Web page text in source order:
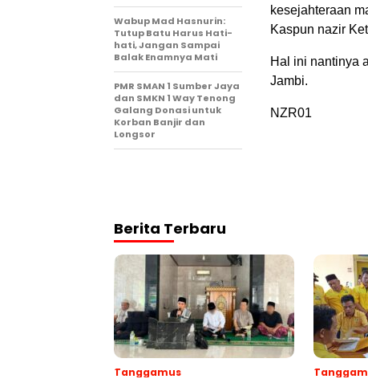
kesejahteraan
Kaspun nazir
Hal ini nantinya
Jambi.
NZR01
Wabup Mad Hasnurin:
Tutup Batu Harus Hati-
hati, Jangan Sampai
Balak Enamnya Mati
PMR SMAN 1 Sumber Jaya
dan SMKN 1 Way Tenong
Galang Donasi untuk
Korban Banjir dan
Longsor
Berita Terbaru
Tanggamus